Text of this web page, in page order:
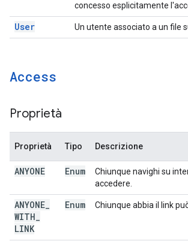
concesso esplicitamente
User Un utente associato a un file
Access
Proprietà
Proprietà Tipo Descrizione
ANYONE Enum
Chiunque navighi su
accedere.
ANYONE
WITH
LINK
Enum Chiunque abbia il link